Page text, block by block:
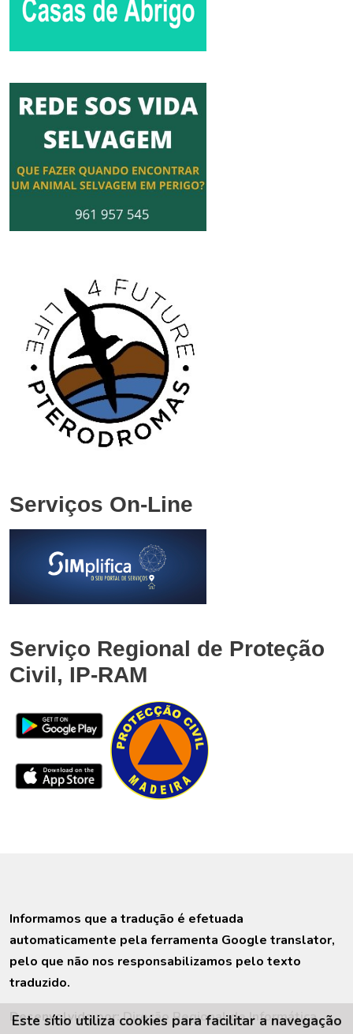
Serviços On-Line
Serviço Regional de Proteção
Civil, IP-RAM
Informamos que a tradução é efetuada
automaticamente pela ferramenta Google translator,
pelo que não nos responsabilizamos pelo texto
traduzido.
Desenvolvido por:Direção Regional de Informática
Este sítio utiliza cookies para facilitar a navegação